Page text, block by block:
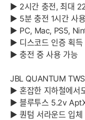
▶ 2시간 충전, 최대
▶ 5분 충전 1시간 사
▶ PC, Mac, PS5,
▶ 디스코드 인증 획득
▶ 충전 중 사용 가능
JBL QUANTUM
▶ 혼잡한 지하철에서
▶ 블루투스 5.2v
▶ 퀀텀 서라운드 입체